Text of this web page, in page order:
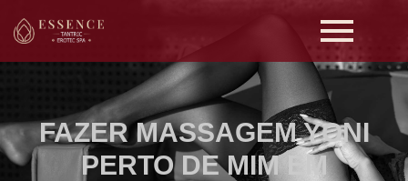
FAZER MASSAGEM YONI
PERTO DE MIM EM